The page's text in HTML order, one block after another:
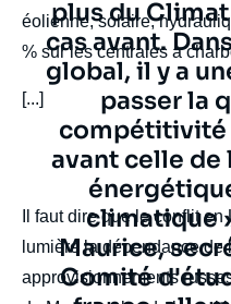
éolienne, solaire,
% sur les centrales à
[...]
plus du
cas avant.
global, il y a
passer la
compétitivité
avant celle
climatique
Maurice,
Comité
body
Il faut dire que le conflit
lumière la dépendance de
approvisionnements